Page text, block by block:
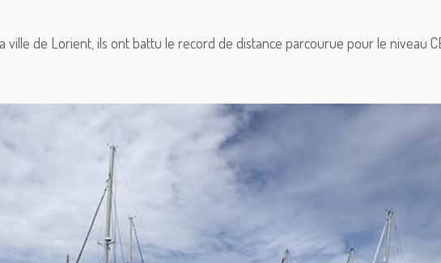
ville de Lorient, ils ont battu le record de distance parcourue pour le niveau